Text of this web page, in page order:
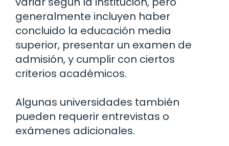
generalmente incluyen haber
concluido la educación media
superior, presentar un examen de
admisión, y cumplir con ciertos
criterios académicos.
Algunas universidades también
pueden requerir entrevistas o
exámenes adicionales.